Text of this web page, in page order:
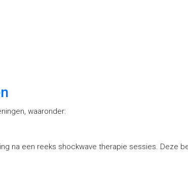
waaronder:
na een reeks shockwave therapie sessies. Deze